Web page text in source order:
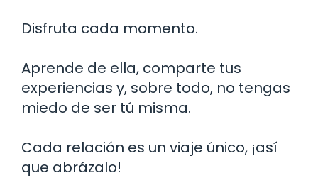
Disfruta cada momento.
Aprende de ella, comparte tus
experiencias y, sobre todo, no tengas
miedo de ser tú misma.
Cada relación es un viaje único, ¡así
que abrázalo!